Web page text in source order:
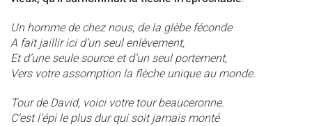
Un homme de chez nous, de la glèbe féconde
A fait jaillir ici d’un seul enlèvement,
Et d’une seule source et d’un seul portement,
Vers votre assomption la flèche unique au monde.
Tour de David, voici votre tour beauceronne.
C’est l’épi le plus dur qui soit jamais monté